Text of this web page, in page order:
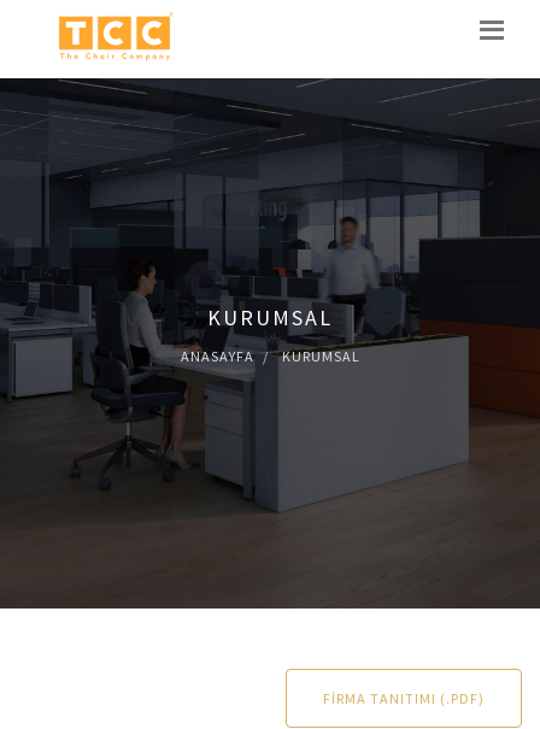
KURUMSAL
ANASAYFA KURUMSAL
FIRMA TANITIMI (.PDF)